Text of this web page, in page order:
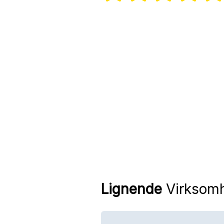
Lignende